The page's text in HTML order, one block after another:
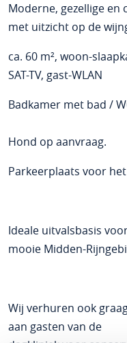
Moderne, gezellige
met uitzicht op de
ca. 60 m², woon-
SAT-TV, gast-WLAN
Badkamer met bad /
Hond op aanvraag.
Parkeerplaats voor
Ideale uitvalsbasis
mooie Midden-
Wij verhuren ook
aan gasten van de